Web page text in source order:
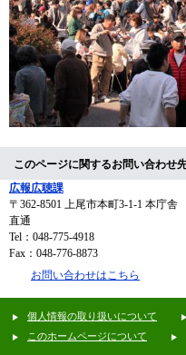
このページに関するお問い合わせ
広報広聴課
〒362-8501
上尾市本町3-1-1 本庁
直通
Tel：048-775-4918
Fax：048-776-8873
お問い合わせはこちら
個人情報の取り扱いについて
このホームページについて